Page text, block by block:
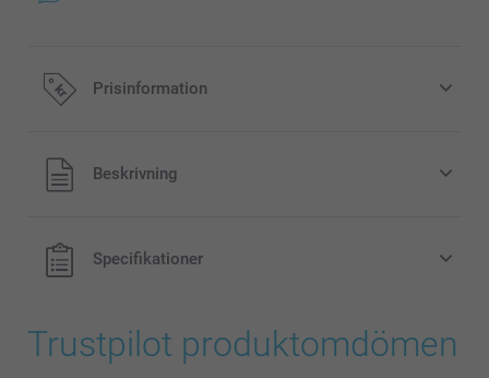
Prisinformation
Alla priser är i svenska kronor (SEK), inklusive moms och
exklusive porto.
Beskrivning
Specifikationer
Trustpilot produktomdömen